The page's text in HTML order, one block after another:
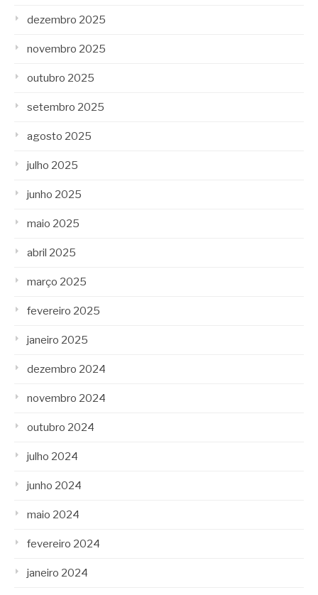
dezembro 2025
novembro 2025
outubro 2025
setembro 2025
agosto 2025
julho 2025
junho 2025
maio 2025
abril 2025
março 2025
fevereiro 2025
janeiro 2025
dezembro 2024
novembro 2024
outubro 2024
julho 2024
junho 2024
maio 2024
fevereiro 2024
janeiro 2024